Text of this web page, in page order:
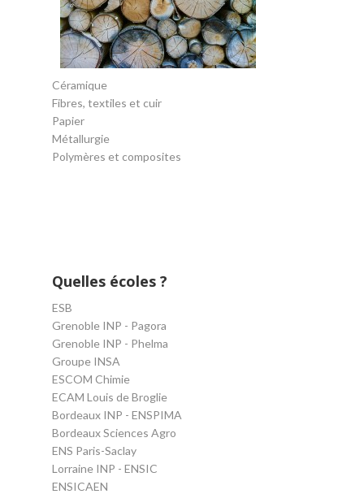
Céramique
Fibres, textiles et cuir
Papier
Métallurgie
Polymères et composites
Quelles écoles ?
ESB
Grenoble INP - Pagora
Grenoble INP - Phelma
Groupe INSA
ESCOM Chimie
ECAM Louis de Broglie
Bordeaux INP - ENSPIMA
Bordeaux Sciences Agro
ENS Paris-Saclay
Lorraine INP - ENSIC
ENSICAEN